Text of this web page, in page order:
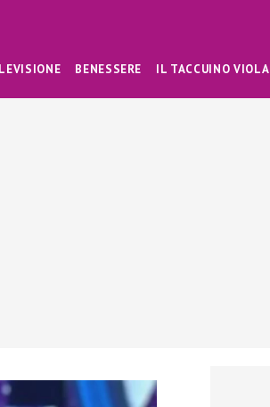
BENESSERE IL TACCUINO VIOLA